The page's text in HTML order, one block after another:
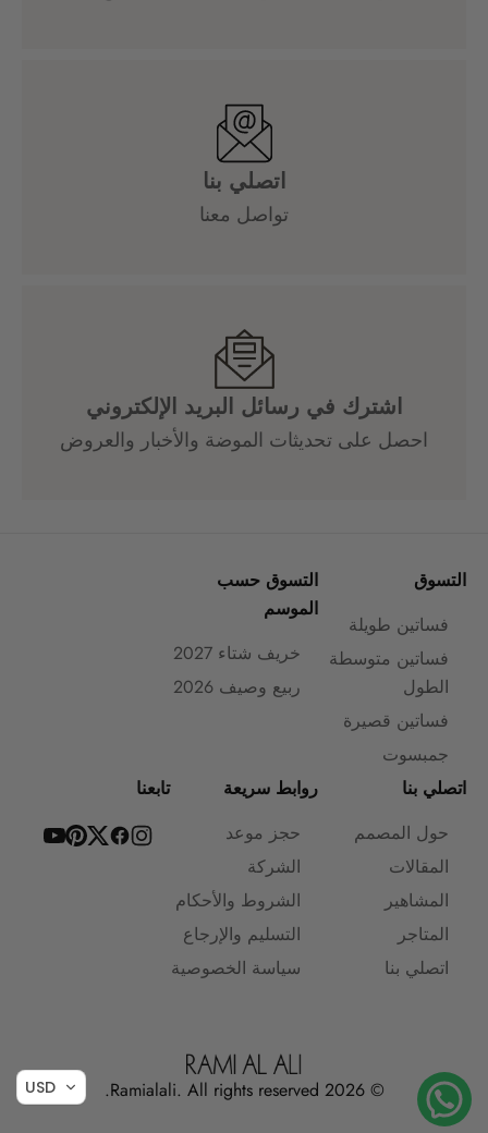
اتصلي بنا
تواصل معنا
اشترك في رسائل البريد الإلكتروني
احصل على تحديثات الموضة والأخبار والعروض
التسوق
فساتين طويلة
فساتين متوسطة
الطول
فساتين قصيرة
جمبسوت
التسوق حسب
الموسم
خريف شتاء 2027
ربيع وصيف 2026
اتصلي بنا
حول المصمم
المقالات
المشاهير
المتاجر
اتصلي بنا
روابط سريعة
حجز موعد
الشركة
الشروط والأحكام
التسليم والإرجاع
سياسة الخصوصية
تابعنا
© 2026 Ramialali. All rights reserved.
USD